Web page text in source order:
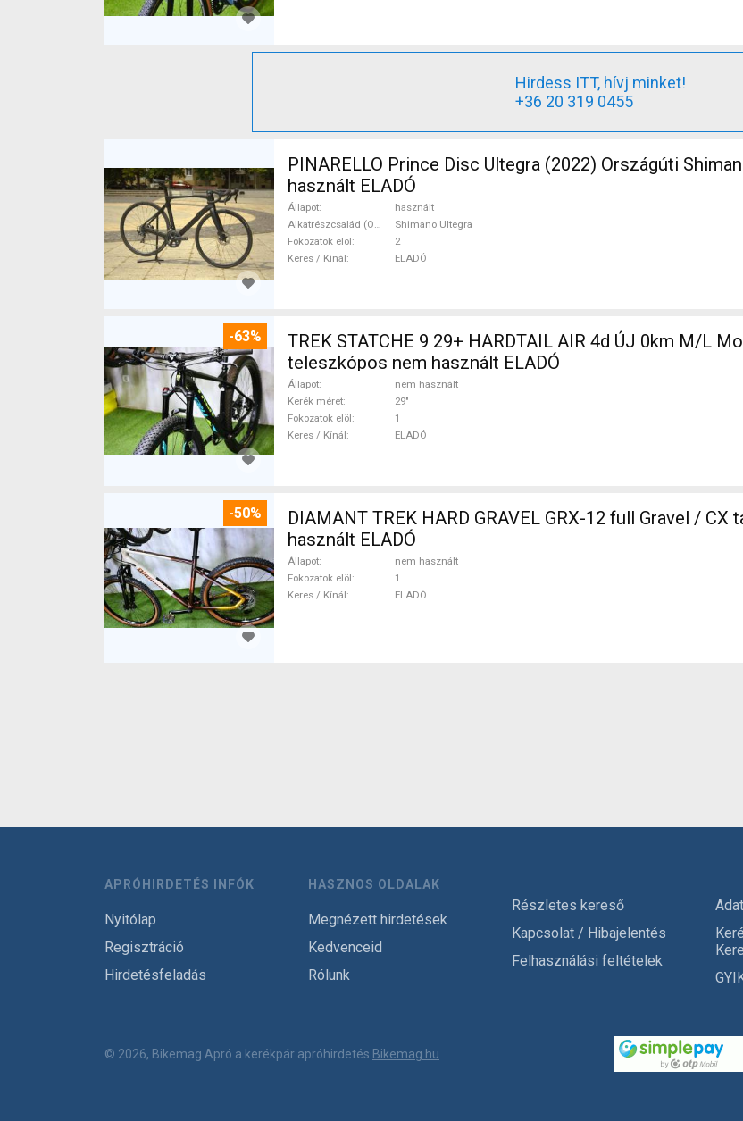
Hirdess ITT, hívj minket!
+36 20 319 0455
PINARELLO Prince Disc Ultegra (2022) Országúti
használt ELADÓ
Állapot
használt
Alkatrészcsalád (Outi)
Shimano Ultegra
Fokozatok elöl
2
Keres / Kínál
ELADÓ
-63%
TREK STATCHE 9 29+ HARDTAIL AIR 4d ÚJ 0km M/L
teleszkópos nem használt ELADÓ
Állapot
nem használt
Kerék méret
29"
Fokozatok elöl
1
Keres / Kínál
ELADÓ
-50%
DIAMANT TREK HARD GRAVEL GRX-12 full Gravel / CX
használt ELADÓ
Állapot
nem használt
Fokozatok elöl
1
Keres / Kínál
ELADÓ
APRÓHIRDETÉS INFÓK
Nyitólap
Regisztráció
Hirdetésfeladás
HASZNOS OLDALAK
Megnézett hirdetések
Kedvenceid
Rólunk
Részletes kereső
Kapcsolat / Hibajelentés
Felhasználási feltételek
© 2026, Bikemag Apró a kerékpár apróhirdetés Bikemag.hu